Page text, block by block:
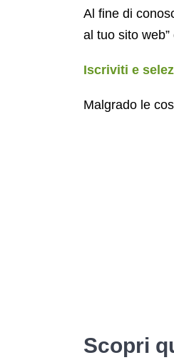
Al fine di
al tuo sito web”
Iscriviti e
Malgrado le
Scopri